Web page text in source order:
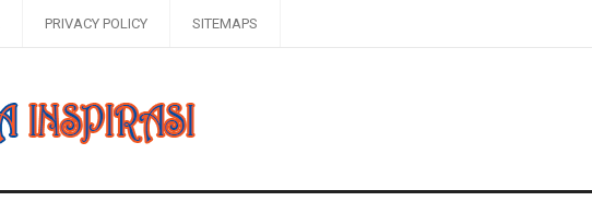
PRIVACY POLICY SITEMAPS